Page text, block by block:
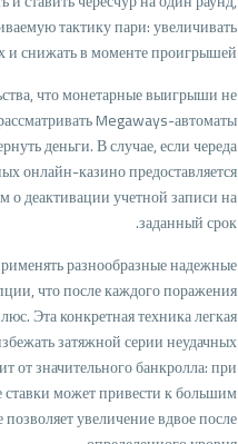
тактику пари: увеличивать
и снижать в моменте проигрышей.
что монетарные выигрыши не
Megaways-автоматы
деньги. В случае, если череда
онлайн-казино предоставляется
о деактивации учетной записи на
заданный срок.
разнообразные надежные
что после каждого поражения
Эта конкретная техника легкая
затяжной серии неудачных
от значительного банкролла: при
ставки может привести к большим
увеличение вдвое после